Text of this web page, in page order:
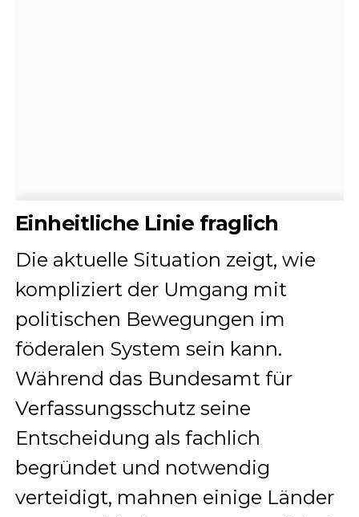
Einheitliche Linie fraglich
Die aktuelle Situation zeigt, wie
kompliziert der Umgang mit
politischen Bewegungen im
föderalen System sein kann.
Während das Bundesamt für
Verfassungsschutz seine
Entscheidung als fachlich
begründet und notwendig
verteidigt, mahnen einige Länder